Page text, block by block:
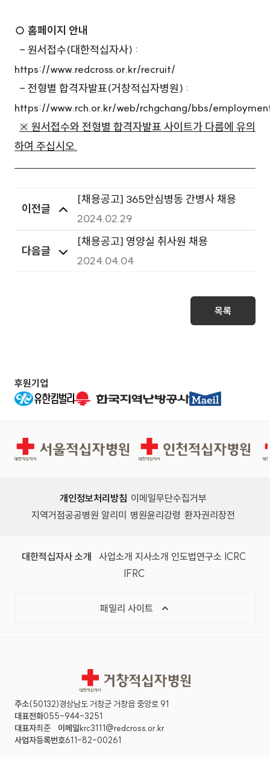
○ 홈페이지 안내
- 원서접수(대한적십자사) :
https://www.redcross.or.kr/recruit/
- 전형별 합격자발표(거창적십자병원) :
https://www.rch.or.kr/web/rchgchang/bbs/
※ 원서접수와 전형별 합격자발표 사이트가 다름에 유의
하여 주십시오.
이전글
[채용공고] 365안심병동 간병사 채용
2024.02.29
다음글
[채용공고] 영양실 취사원 채용
2024.04.04
목록
후원기업
서울적십자병원 인천적십자병원
개인정보처리방침 이메일무단수집거부
지역거점공공병원 알리미
병원윤리강령 환자권리장전
대한적십자사 소개 사업소개 지사소개 인도법연구소 ICRC
IFRC
패밀리 사이트
거창적십자병원
주소(50132)경상남도 거창군 거창읍 중앙로 91
대표전화055-944-3251
대표자최준 이메일krc3111@redcross.or.kr
사업자등록번호611-82-00261